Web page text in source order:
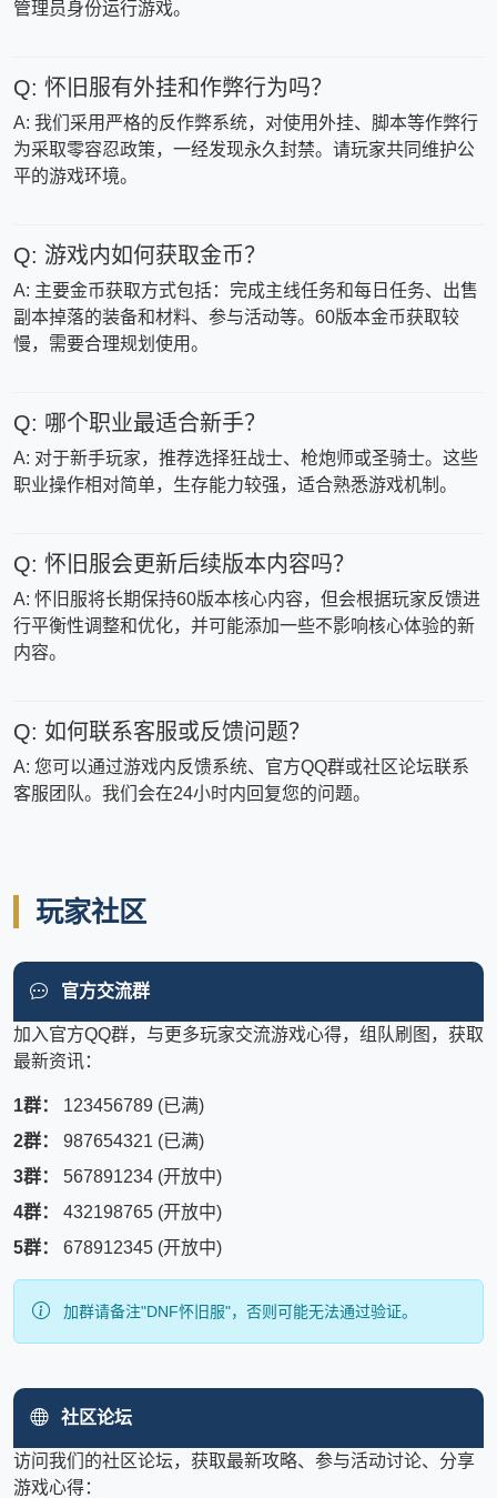
管理员身份运行游戏。
Q: 怀旧服有外挂和作弊行为吗？
A: 我们采用严格的反作弊系统，对使用外挂、脚本等作弊行
为采取零容忍政策，一经发现永久封禁。请玩家共同维护公
平的游戏环境。
Q: 游戏内如何获取金币？
A: 主要金币获取方式包括：完成主线任务和每日任务、出售
副本掉落的装备和材料、参与活动等。60版本金币获取较
慢，需要合理规划使用。
Q: 哪个职业最适合新手？
A: 对于新手玩家，推荐选择狂战士、枪炮师或圣骑士。这些
职业操作相对简单，生存能力较强，适合熟悉游戏机制。
Q: 怀旧服会更新后续版本内容吗？
A: 怀旧服将长期保持60版本核心内容，但会根据玩家反馈进
行平衡性调整和优化，并可能添加一些不影响核心体验的新
内容。
Q: 如何联系客服或反馈问题？
A: 您可以通过游戏内反馈系统、官方QQ群或社区论坛联系
客服团队。我们会在24小时内回复您的问题。
玩家社区
官方交流群
加入官方QQ群，与更多玩家交流游戏心得，组队刷图，获取
最新资讯：
1群：
123456789 (已满)
2群：
987654321 (已满)
3群：
567891234 (开放中)
4群：
432198765 (开放中)
5群：
678912345 (开放中)
加群请备注"DNF怀旧服"，否则可能无法通过验证。
社区论坛
访问我们的社区论坛，获取最新攻略、参与活动讨论、分享
游戏心得：